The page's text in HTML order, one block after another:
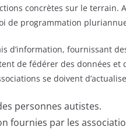
concrètes sur le
de programmation
d’information, fournissant
de fédérer des données
se doivent
personnes autistes.
fournies par les